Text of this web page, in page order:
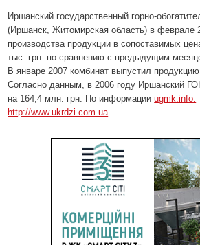
Иршанский государственный горно-
(Иршанск, Житомирская область) в феврале
производства продукции в сопоставимых
тыс. грн. по сравнению с предыдущим
В январе 2007 комбинат выпустил
Согласно данным, в 2006 году Иршанский
на 164,4 млн. грн. По информацииugmk.info.
http://www.ukrdzi.com.ua